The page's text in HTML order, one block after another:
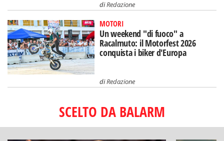
diRedazione
MOTORI
Un weekend "di fuoco" a
Racalmuto: il Motorfest 2026
conquista i biker d'Europa
diRedazione
SCELTO DA BALARM